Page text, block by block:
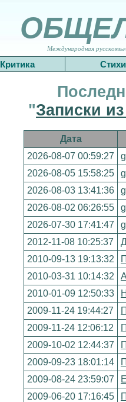
Международная
Критика Стихи
"Записки
Дата
2026-08-07 00:59:27
2026-08-05 15:58:25
2026-08-03 13:41:36
2026-08-02 06:26:55
2026-07-30 17:41:47
2012-11-08 10:25:37
2010-09-13 19:13:32
2010-03-31 10:14:32
2010-01-09 12:50:33
2009-11-24 19:44:27
2009-11-24 12:06:12
2009-10-02 12:44:37
2009-09-23 18:01:14
2009-08-24 23:59:07
2009-06-20 17:16:45